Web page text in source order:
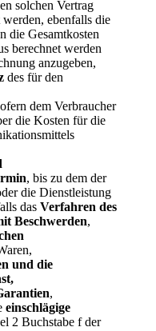
solchen Vertrag
ebenfalls die
die Gesamtkosten
berechnet werden
anzugeben,
des für den
dem Verbraucher
die Kosten für die
, bis zu dem der
die Dienstleistung
das Verfahren des
Beschwerden,
und die
,
einschlägige
2 Buchstabe f der